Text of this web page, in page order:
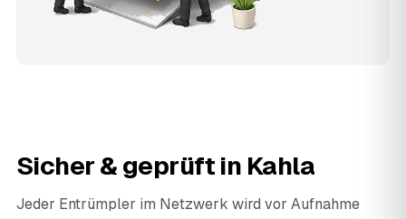
Sicher & geprüft in Kahla
Jeder Entrümpler im Netzwerk wird vor Aufnahme